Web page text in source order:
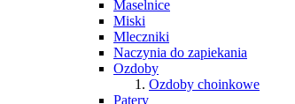
Maselnice
Miski
Mleczniki
Naczynia do zapiekania
Ozdoby
Ozdoby choinkowe
Patery